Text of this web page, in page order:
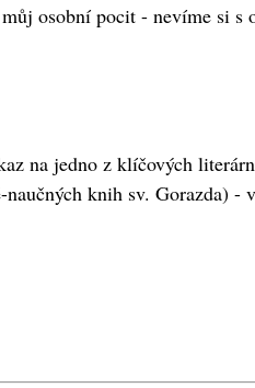
osobní pocit - nevíme si s
na jedno z klíčových
knih sv. Gorazda) - v